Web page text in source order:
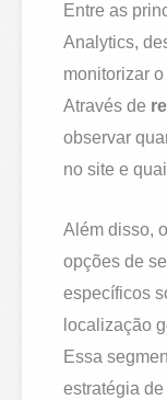
Entre as
Analytics,
monitorizar
Através de
observar
no site e
Além disso,
opções de
específicos
localização
Essa
estratégia